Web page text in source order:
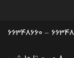
66348680 –